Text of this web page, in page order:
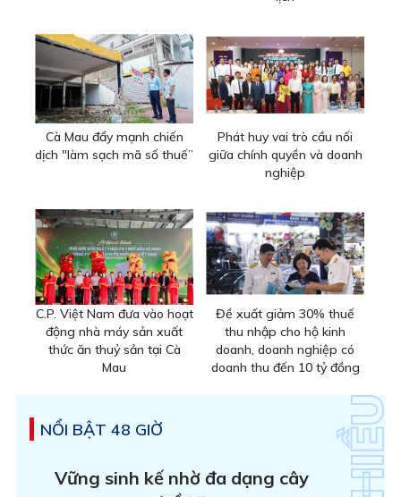
Cà Mau đẩy mạnh chiến
dịch "làm sạch mã số thuế”
Phát huy vai trò cầu nối
giữa chính quyền và doanh
nghiệp
C.P. Việt Nam đưa vào hoạt
động nhà máy sản xuất
thức ăn thuỷ sản tại Cà
Mau
Đề xuất giảm 30% thuế
thu nhập cho hộ kinh
doanh, doanh nghiệp có
doanh thu đến 10 tỷ đồng
NỔI BẬT 48 GIỜ
Vững sinh kế nhờ đa dạng cây